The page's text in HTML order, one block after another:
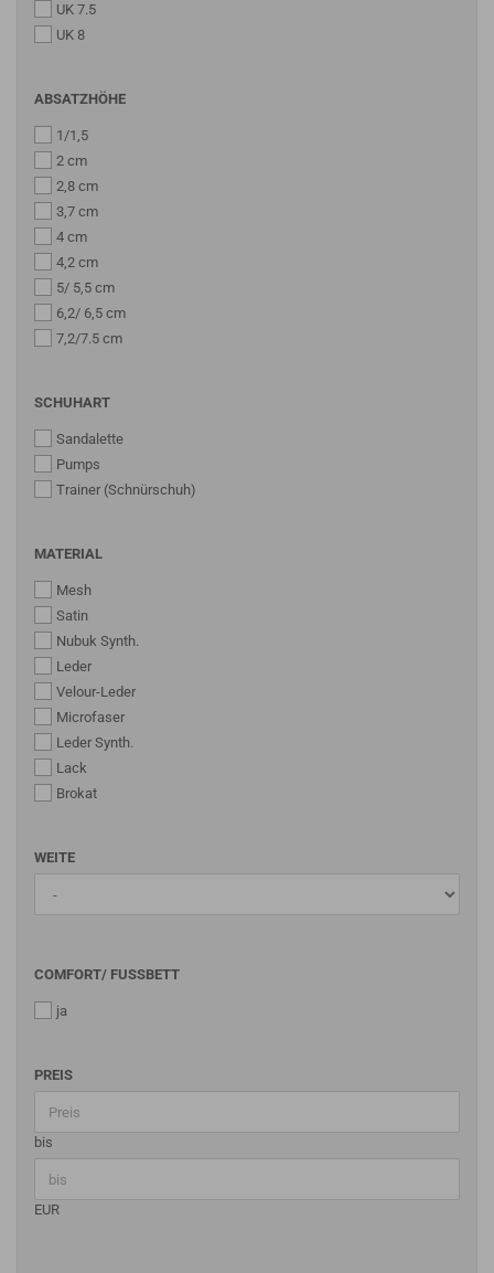
UK 7.5
UK 8
ABSATZHÖHE
1/1,5
2 cm
2,8 cm
3,7 cm
4 cm
4,2 cm
5/ 5,5 cm
6,2/ 6,5 cm
7,2/7.5 cm
SCHUHART
Sandalette
Pumps
Trainer (Schnürschuh)
MATERIAL
Mesh
Satin
Nubuk Synth.
Leder
Velour-Leder
Microfaser
Leder Synth.
Lack
Brokat
WEITE
COMFORT/ FUSSBETT
ja
PREIS
bis
EUR